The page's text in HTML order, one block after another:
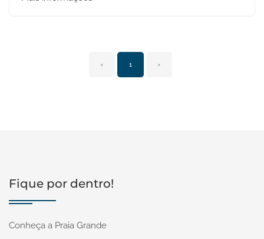
‹ 1 ›
Fique por dentro!
Conheça a Praia Grande